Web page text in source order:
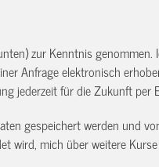
zur Kenntnis
Anfrage elektronisch
jederzeit für die Zukunft per
gespeichert werden und
wird, mich über weitere